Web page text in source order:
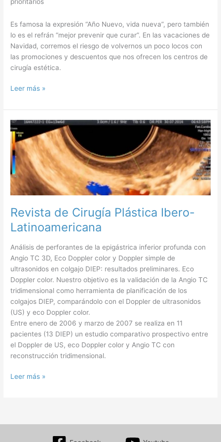
Es famosa la expresión “Año Nuevo, vida nueva”, pero también
lo es el refrán “mejor prevenir que curar”. En las vacaciones de
Navidad, corremos el riesgo de volvernos un poco locos con
las promociones y descuentos que nos ofrecen los centros de
cirugía estética.
La
estética
crece
entre
un
15
y
un
20%
durante
las
Navidades
Leer más »
Revista de Cirugía Plástica Ibero-
Latinoamericana
Análisis de perforantes de la epigástrica inferior profunda con
Angio TC 3D, Eco Doppler color y Doppler simple de
ultrasonidos en colgajo DIEP: resultados preliminares. Eco
Doppler color. Nuestro objetivo es la validación de la Angio TC
tridimensional como herramienta de planificación de los
colgajos DIEP, comparándolo con el Doppler de ultrasonidos
(US) y eco Doppler color.
Entre enero de 2006 y marzo de 2007 se realiza en 11
pacientes (13 DIEP) un estudio comparativo prospectivo entre
el Doppler de US, eco Doppler color y Angio TC con
reconstrucción tridimensional.
Revista
Leer más »